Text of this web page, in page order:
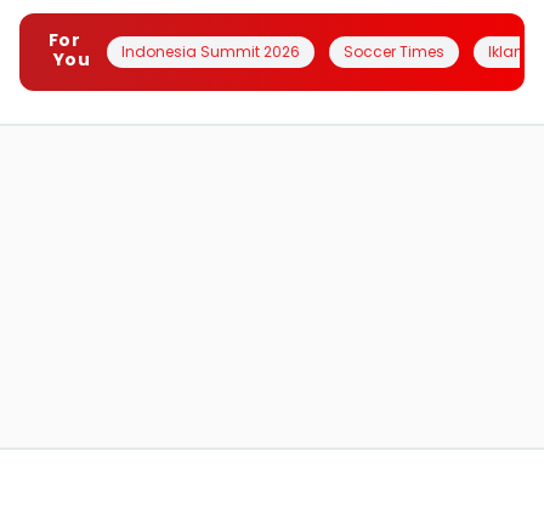
For
You
Indonesia Summit 2026 Soccer Times Iklanin